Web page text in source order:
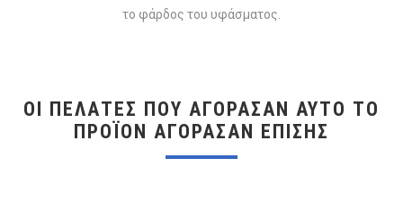
το φάρδος του υφάσματος.
ΟΙ ΠΕΛΆΤΕΣ ΠΟΥ ΑΓΌΡΑΣΑΝ ΑΥΤΌ ΤΟ
ΠΡΟΪΌΝ ΑΓΌΡΑΣΑΝ ΕΠΊΣΗΣ